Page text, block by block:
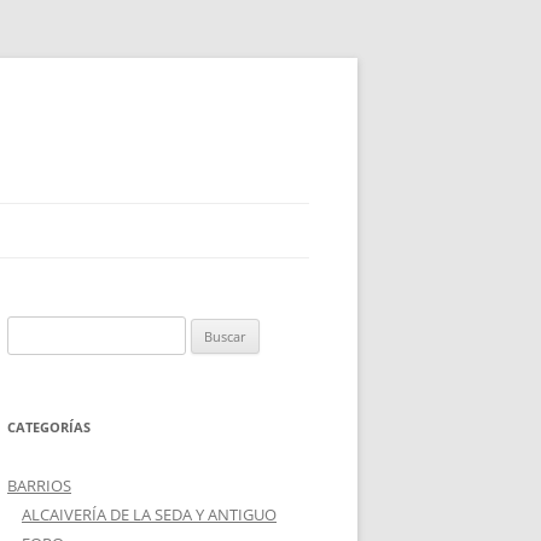
CATEGORÍAS
BARRIOS
ALCAIVERÍA DE LA SEDA Y ANTIGUO